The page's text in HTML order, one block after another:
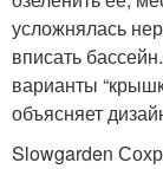
усложнялась
вписать
варианты
объясняет
Slowgarden